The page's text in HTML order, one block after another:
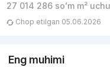
27 014 286 soʻmm²
Chop etilgan 05.06.2026
Eng muhimi